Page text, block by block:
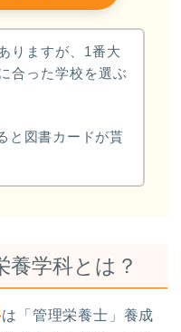
りますが、1番大
合った学校を選ぶ
と図書カードが貰
養学科とは？
は「管理栄養士」養成